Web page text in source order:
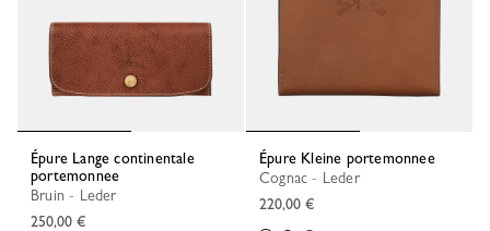
Épure Lange continentale
portemonnee
Bruin - Leder
250,00 €
Épure Kleine portemonnee
Cognac - Leder
220,00 €